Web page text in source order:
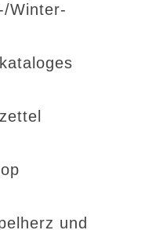
Winter-
und